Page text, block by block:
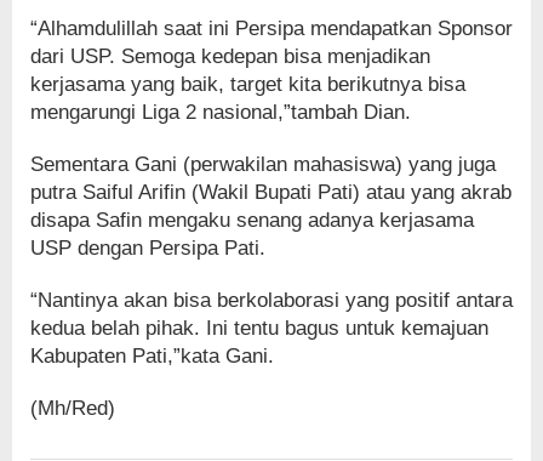
“Alhamdulillah saat ini Persipa mendapatkan Sponsor
dari USP. Semoga kedepan bisa menjadikan
kerjasama yang baik, target kita berikutnya bisa
mengarungi Liga 2 nasional,”tambah Dian.
Sementara Gani (perwakilan mahasiswa) yang juga
putra Saiful Arifin (Wakil Bupati Pati) atau yang akrab
disapa Safin mengaku senang adanya kerjasama
USP dengan Persipa Pati.
“Nantinya akan bisa berkolaborasi yang positif antara
kedua belah pihak. Ini tentu bagus untuk kemajuan
Kabupaten Pati,”kata Gani.
(Mh/Red)